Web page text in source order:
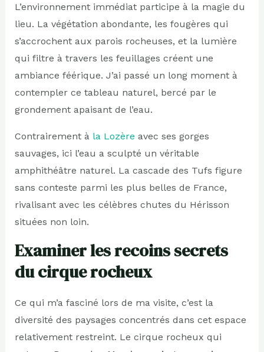
L’environnement immédiat participe à la magie du
lieu. La végétation abondante, les fougères qui
s’accrochent aux parois rocheuses, et la lumière
qui filtre à travers les feuillages créent une
ambiance féérique. J’ai passé un long moment à
contempler ce tableau naturel, bercé par le
grondement apaisant de l’eau.
Contrairement à la Lozère avec ses gorges
sauvages, ici l’eau a sculpté un véritable
amphithéâtre naturel. La cascade des Tufs figure
sans conteste parmi les plus belles de France,
rivalisant avec les célèbres chutes du Hérisson
situées non loin.
Examiner les recoins secrets
du cirque rocheux
Ce qui m’a fasciné lors de ma visite, c’est la
diversité des paysages concentrés dans cet espace
relativement restreint. Le cirque rocheux qui